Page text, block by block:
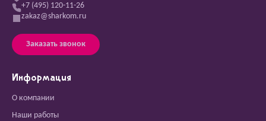
+7 (495) 120-11-26
zakaz@sharkom.ru
Заказать звонок
Информация
О компании
Наши работы